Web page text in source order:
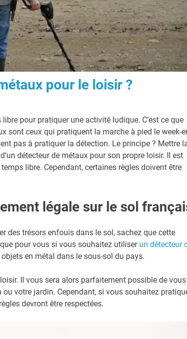
pour le loisir ?
pour pratiquer une activité ludique. C’est ce que
sont ceux qui pratiquent la marche à pied le week-
pas à pratiquer la détection. Le principe ? Mettre
détecteur de métaux pour son propre loisir. Il est
libre. Cependant, certaines règles doivent être
légale sur le sol
des trésors enfouis dans le sol, sachez que cette
pour vous si vous souhaitez utiliser un détecteur
en métal dans le sous-sol du pays.
Il vous sera alors parfaitement possible de vous
votre jardin. Cependant, si vous souhaitez
devront être respectées.